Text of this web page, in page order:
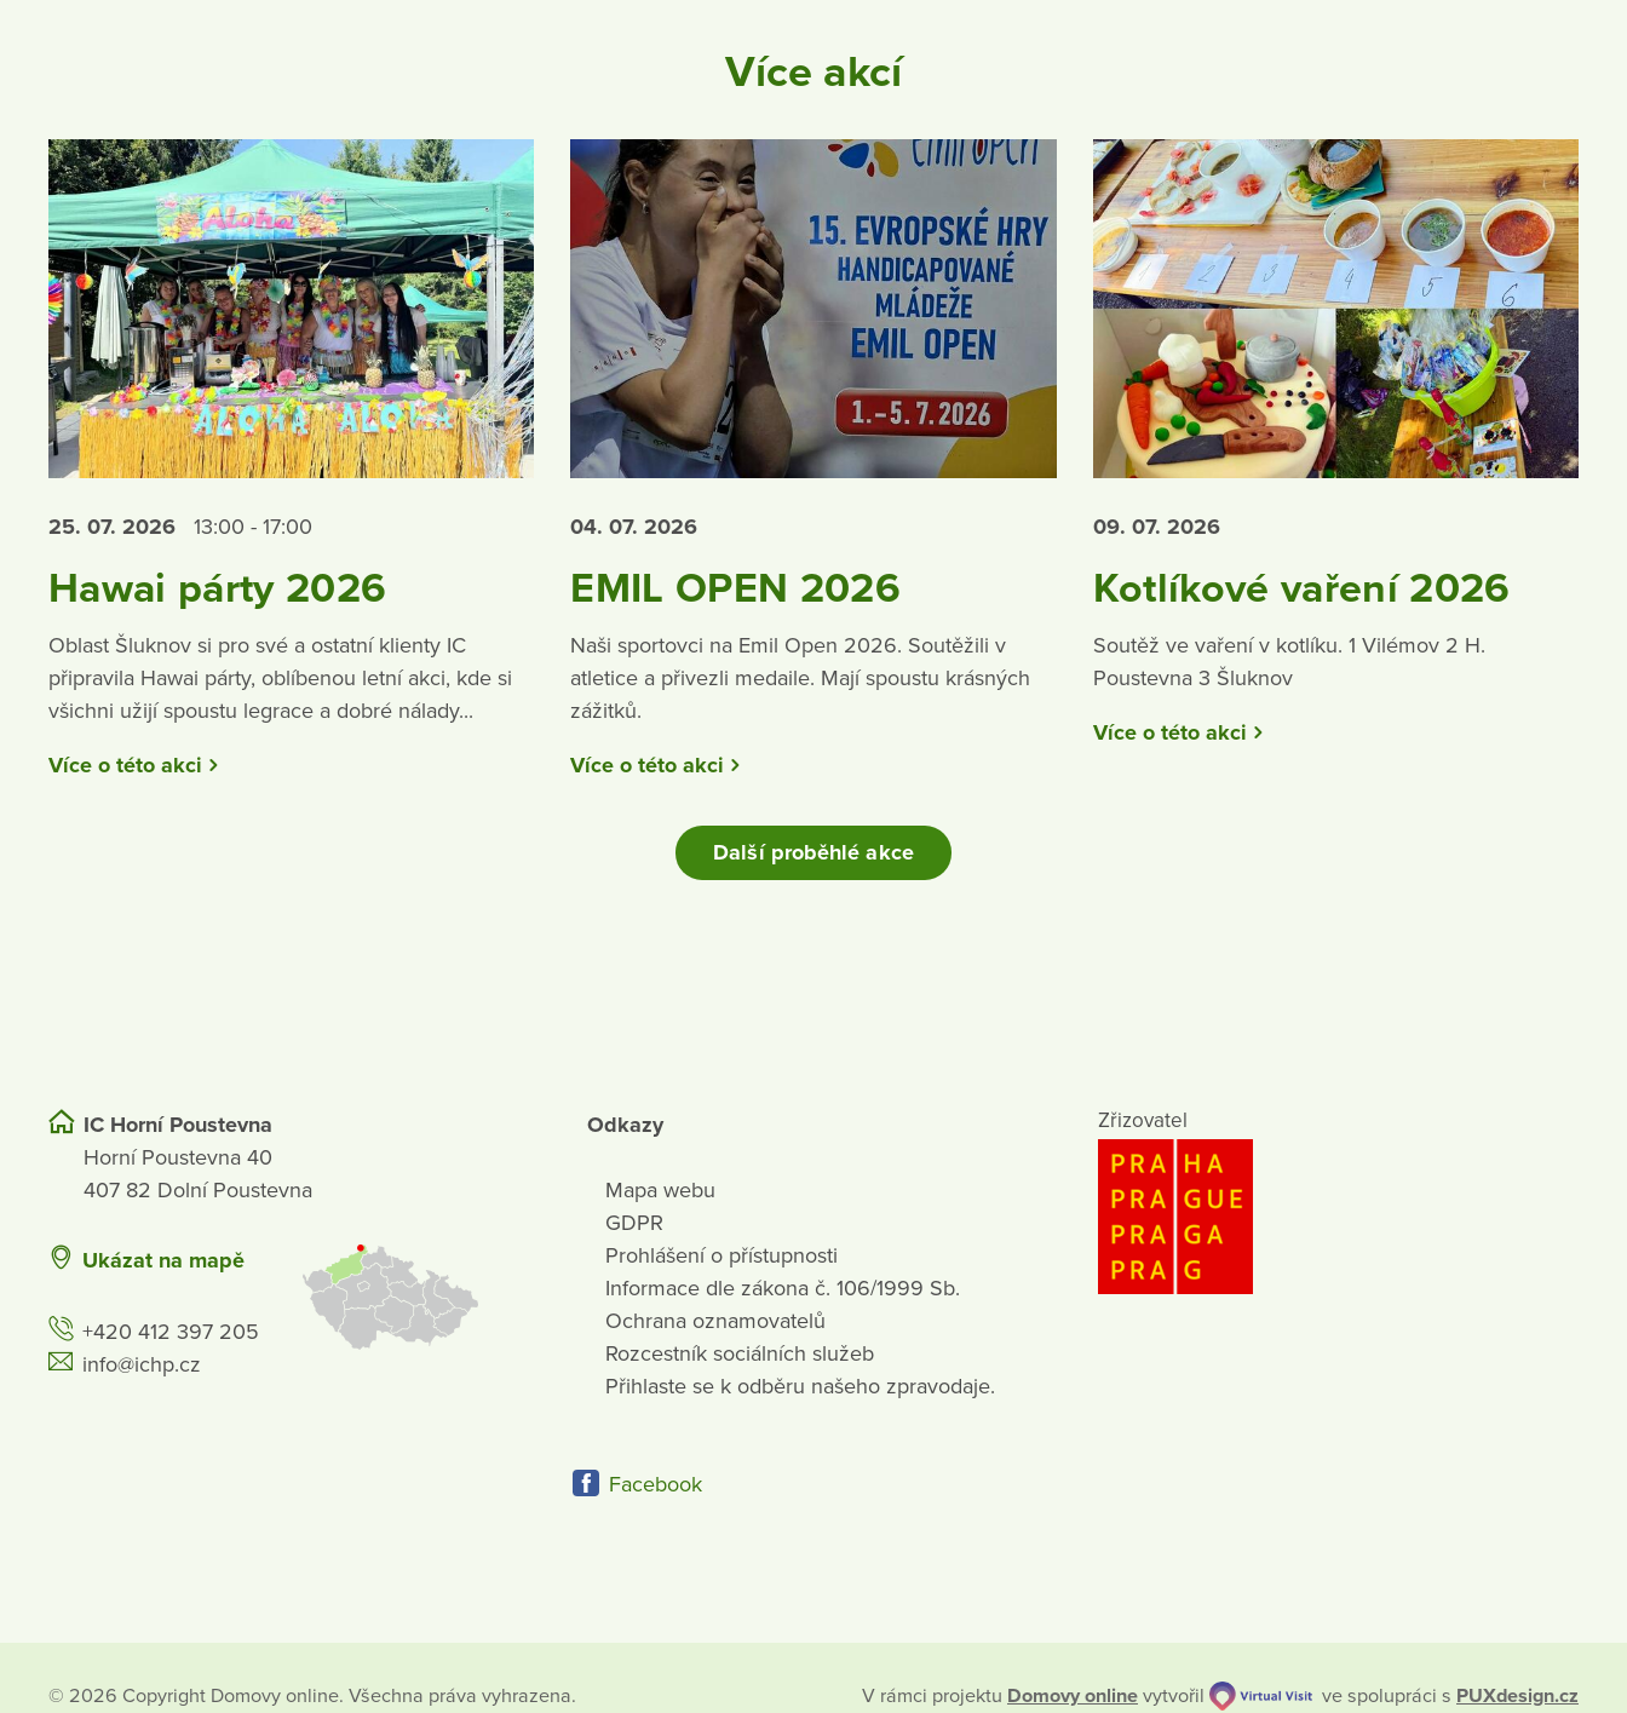
Více akcí
25. 07. 2026 13:00 - 17:00
Hawai párty 2026
Oblast Šluknov si pro své a ostatní klienty IC
připravila Hawai párty, oblíbenou letní akci, kde si
všichni užijí spoustu legrace a dobré nálady...
Více o této akci
04. 07.2026
EMIL OPEN 2026
Naši sportovci na Emil Open 2026. Soutěžili v
atletice a přivezli medaile. Mají spoustu krásných
zážitků.
Více o této akci
09. 07. 2026
Kotlíkové vaření 2026
Soutěž ve vaření v kotlíku. 1 Vilémov 2 H.
Poustevna 3 Šluknov
Více o této akci
Další proběhlé akce
IC Horní Poustevna
Horní Poustevna 40
407 82 Dolní Poustevna
Ukázat na mapě
+420 412 397 205
info@ichp.cz
Odkazy
Mapa webu
GDPR
Prohlášení o přístupnosti
Informace dle zákona č. 106/1999 Sb.
Ochrana oznamovatelů
Rozcestník sociálních služeb
Přihlaste se k odběru našeho zpravodaje.
Facebook
Zřizovatel
© 2026 Copyright Domovy online. Všechna práva vyhrazena. V rámci projektu Domovy online vytvořil ve spolupráci s PUXdesign.cz